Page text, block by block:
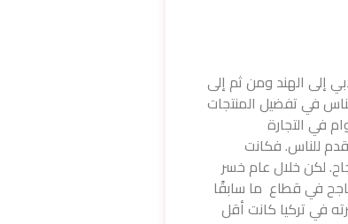
دبي ومن دبي إلى الهند ومن ثم إلى
في تفضيل المنتجات
طريقة لتوصيل تلك المنتجات. ونظرًا لخبرة دكتور صادق حوالي 7 أعوام في التجارة
للناس.فكانت
لكن خلال عام خسر
في قطاع ما سابقًا
في تركيا كانت أقل